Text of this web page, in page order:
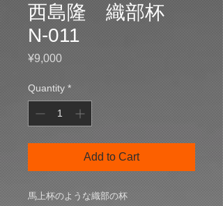
西島隆 織部杯
N-011
¥9,000Price
Quantity *
Add to Cart
馬上杯のような織部の杯